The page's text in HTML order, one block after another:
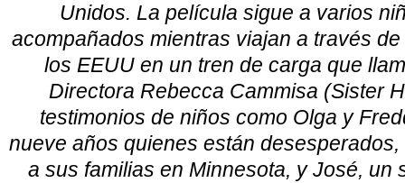
Unidos. La película sigue a varios
acompañados mientras viajan a través
los EEUU en un tren de carga que
Directora Rebecca Cammisa (Sister
testimonios de niños como Olga y
nueve años quienes están
a sus familias en Minnesota, y José, un